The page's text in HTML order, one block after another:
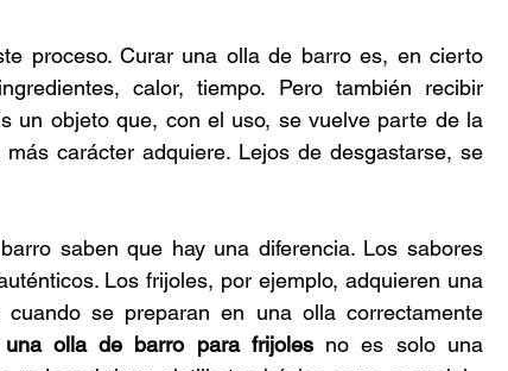
proceso. Curar una olla de barro es, en cierto
calor, tiempo. Pero también recibir
un objeto que, con el uso, se vuelve parte de la
carácter adquiere. Lejos de desgastarse, se
saben que hay una diferencia. Los sabores
Los frijoles, por ejemplo, adquieren una
se preparan en una olla correctamente
olla de barro para frijoles no es solo una